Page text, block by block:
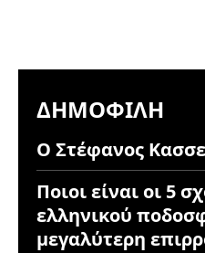
ΔΗΜΟΦΙΛΉ
Ο Στέφανος
Ποιοι είναι οι 5
ελληνικού
μεγαλύτερη